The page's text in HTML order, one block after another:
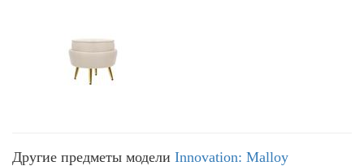
Другие предметы модели Innovation: Malloy